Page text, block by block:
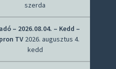
szerda
– 2026.08.04. – Kedd –
TV 2026. augusztus 4.
kedd